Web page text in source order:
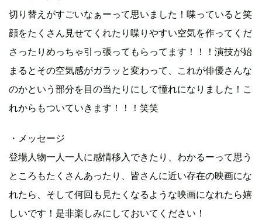
切り替えがすごいなぁーって思いました！喋っていると笑
顔をたくさん見せてくれたり喋りやすい空気を作ってくだ
さったりめっちゃ引っ張ってもらってます！！！演技が始
まるとその空気感がガラッと変わって、これが俳優さんな
のかという部分を目の当たりにして憧れになりました！こ
れからもついていきます！！！笑笑
・メッセージ
登場人物一人一人に感情移入できたり、わかるーって思う
ところもたくさんあったり、皆さんに近い存在の映画にな
れたら、そして何回も見たくなるような映画になれたら嬉
しいです！是非楽しみにしておいてください！